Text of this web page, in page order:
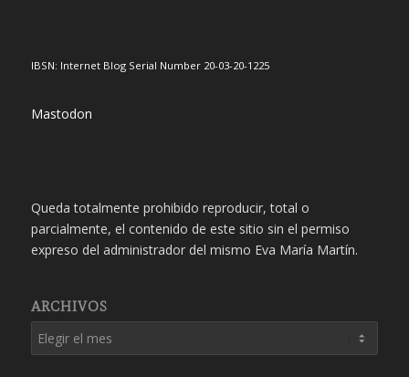
IBSN: Internet Blog Serial Number 20-03-20-1225
Mastodon
Queda totalmente prohibido reproducir, total o
parcialmente, el contenido de este sitio sin el permiso
expreso del administrador del mismo Eva María Martín.
ARCHIVOS